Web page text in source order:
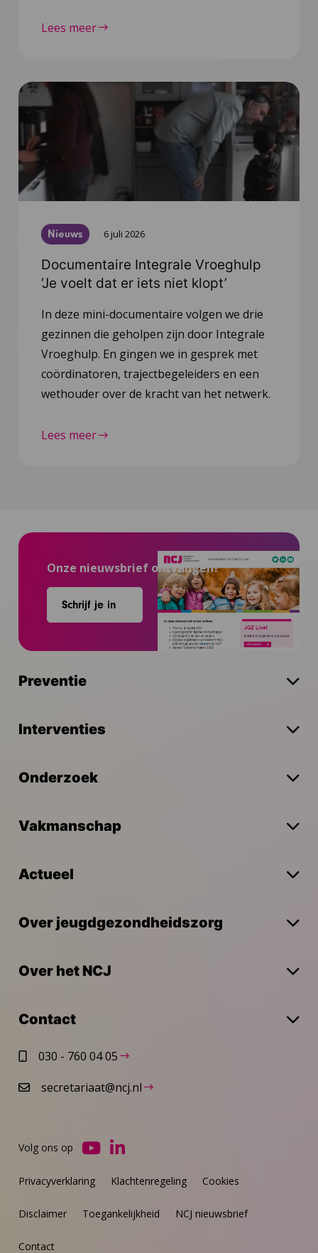
Lees meer
Nieuws 6 juli 2026
Documentaire Integrale Vroeghulp
‘Je voelt dat er iets niet klopt’
In deze mini-documentaire volgen we drie
gezinnen die geholpen zijn door Integrale
Vroeghulp. En gingen we in gesprek met
coördinatoren, trajectbegeleiders en een
wethouder over de kracht van het netwerk.
Lees meer
Onze nieuwsbrief ontvangen?
Schrijf je in
Preventie
Interventies
Onderzoek
Vakmanschap
Actueel
Over jeugdgezondheidszorg
Over het NCJ
Contact
030 - 760 04 05
secretariaat@ncj.nl
Privacyverklaring Klachtenregeling Cookies
Disclaimer Toegankelijkheid NCJ nieuwsbrief
Contact
Volg ons op
Ga
YouTube
Ga
LinkedIn